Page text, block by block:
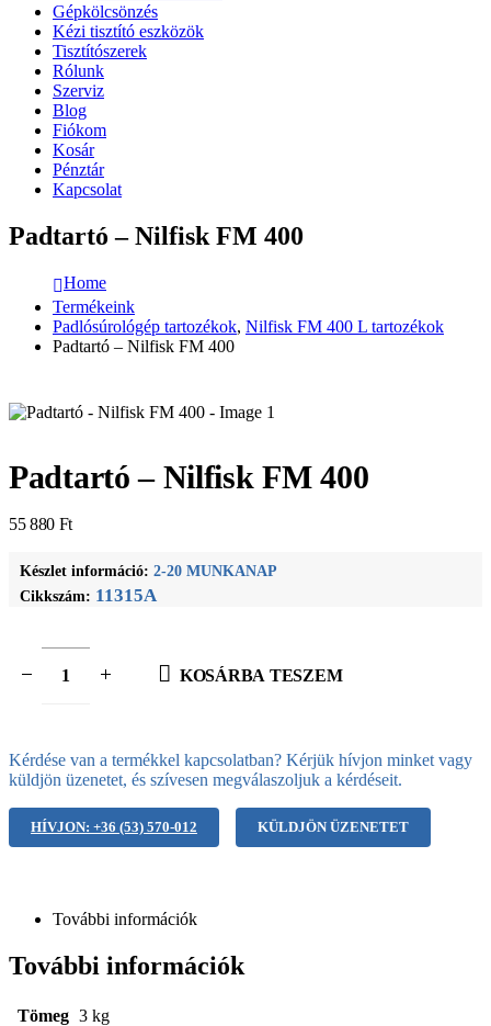
Gépkölcsönzés
Kézi tisztító eszközök
Tisztítószerek
Rólunk
Szerviz
Blog
Fiókom
Kosár
Pénztár
Kapcsolat
Padtartó – Nilfisk FM 400
Home
Termékeink
Padlósúrológép tartozékok, Nilfisk FM 400 L tartozékok
Padtartó – Nilfisk FM 400
Padtartó – Nilfisk FM 400
55 880 Ft
Készlet információ: 2-20 MUNKANAP
Cikkszám: 11315A
KOSÁRBA TESZEM
Kérdése van a termékkel kapcsolatban? Kérjük hívjon minket vagy
küldjön üzenetet, és szívesen megválaszoljuk a kérdéseit.
HÍVJON: +36 (53) 570-012 KÜLDJÖN ÜZENETET
További információk
További információk
Tömeg 3 kg